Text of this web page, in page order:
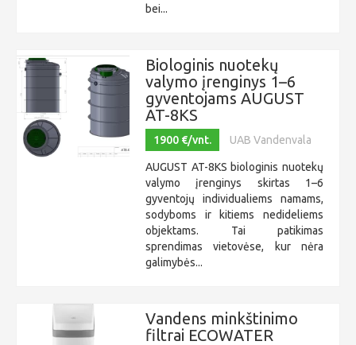
bei...
Biologinis nuotekų
valymo įrenginys 1–6
gyventojams AUGUST
AT-8KS
1900 €/vnt. UAB Vandenvala
AUGUST AT-8KS biologinis nuotekų
valymo įrenginys skirtas 1–6
gyventojų individualiems namams,
sodyboms ir kitiems nedideliems
objektams. Tai patikimas
sprendimas vietovėse, kur nėra
galimybės...
Vandens minkštinimo
filtrai ECOWATER